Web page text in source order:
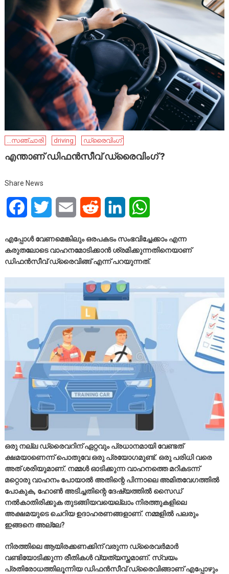
...സഞ്ചാരി driving ഡ്രൈവിംഗ്
എന്താണ് ഡിഫൻസീവ് ഡ്രൈവിംഗ് ?
Share News
FacebookTwitter Email Reddit LinkedIn
എപ്പോള്‍ വേണമെങ്കിലും ഒരപകടം സംഭവിച്ചേക്കാം എന്ന
കരുതലോടെ വാഹനമോടിക്കാൻ ശ്രമിക്കുന്നതിനെയാണ്
ഡിഫൻസീവ് ഡ്രൈവിങ്ങ് എന്ന് പറയുന്നത്.
ഒരു നല്ല ഡ്രൈവറിന് ഏറ്റവും പ്രധാനമായി വേണ്ടത്
ക്ഷമയാണെന്ന് പൊതുവേ ഒരു പ്രയോഗമുണ്ട്. ഒരു പരിധി വരെ
അത് ശരിയുമാണ്. നമ്മൾ ഓടിക്കുന്ന വാഹനത്തെ മറികടന്ന്
മറ്റൊരു വാഹനം പോയാൽ അതിന്റെ പിന്നാലെ അമിതവേഗത്തിൽ
പോകുക, ഹോൺ അടിച്ചതിന്റെ ദേഷ്യത്തിൽ സൈഡ്
നൽകാതിരിക്കുക തുടങ്ങിയവയെല്ലാം നിരത്തുകളിലെ
അക്ഷമയുടെ ചെറിയ ഉദാഹരണങ്ങളാണ്. നമ്മളിൽ പലരും
ഇങ്ങനെ അല്ലേ?
നിരത്തിലെ ആയിരക്കണക്കിന് വരുന്ന ഡ്രൈവർമാർ
വണ്ടിയോടിക്കുന്ന രീതികൾ വ്യത്യസ്തമാണ്. സ്വയം
പ്രതിരോധത്തിലൂന്നിയ ഡിഫൻസീവ് ഡ്രൈവിങ്ങാണ് എപ്പോഴും